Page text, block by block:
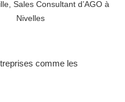
Sales Consultant d’AGO à
Nivelles
comme les